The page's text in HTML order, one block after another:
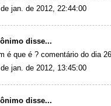
jan. de 2012, 22:44:00
disse...
é que é ? comentário do dia
jan. de 2012, 13:45:00
disse...